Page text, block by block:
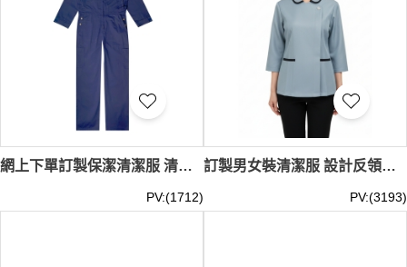
網上下單訂製保潔清潔服 清潔服務連體服 外牆清潔 高空清潔 害蟲及鼠害管理行業 金屬啪鈕設計 ESG 連帽清潔服 寶藍色 65%polyester 35%cotton CL036
PV:(1712)
訂製男女裝清潔服 設計反領深藍色撞色邊 酒店清潔服供應商 護理 家政 CL035
PV:(3193)